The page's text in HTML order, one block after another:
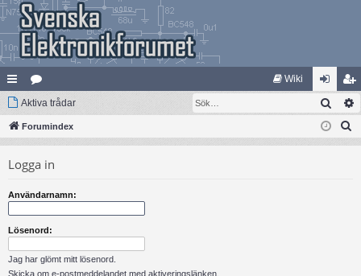
na
bb
ar
at
eg
er
Wiki
og
ga
li
m
Aktiva trådar Sök
Forumindex
Logga in
Användarnamn:
Lösenord:
Jag har glömt mitt lösenord.
Skicka om e-postmeddelandet med aktiveringslänken.